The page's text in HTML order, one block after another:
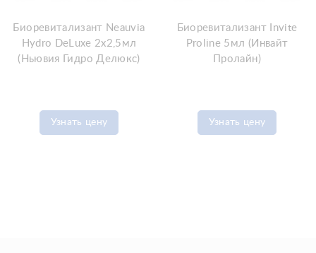
Биоревитализант Neauvia
Hydro DeLuxe 2x2,5мл
(Ньювия Гидро Делюкс)
Узнать цену
Биоревитализант Invite
Proline 5мл (Инвайт
Пролайн)
Узнать цену